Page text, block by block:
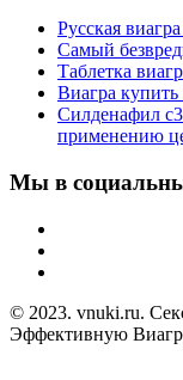
Русская
Самый
Таблетка
Виагра купить
Силденафил
применению
Мы в
© 2023. vnuki.ru.
Эффективную